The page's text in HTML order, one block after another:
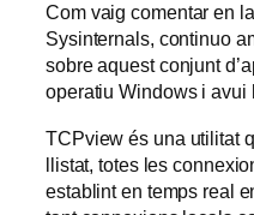
Com vaig comentar en
Sysinternals, continuo
sobre aquest conjunt
operatiu Windows i avui
TCPview és una utilitat
llistat, totes les
establint en temps real